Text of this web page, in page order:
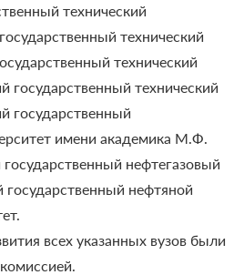
технический
технический
технический
государственный технический
государственный
имени академика М.Ф.
нефтегазовый
государственный нефтяной
всех указанных вузов были